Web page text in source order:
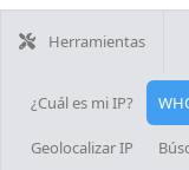
Herramientas
¿Cuál es mi IP?
Geolocalizar IP